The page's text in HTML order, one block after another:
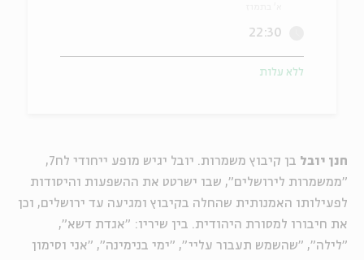
חנן יובל
בן קיבוץ משמרות. יובל יגיש מופע ייחודי לח7,
"ממשמרות לירושלים", שבו ישרטט את ההשפעות והיסודות
לפעילותו האמנותית שהחלה בקיבוץ ומגיעה עד ירושלים, וכן
את חיבורו למסורת היהודית. בין שיריו: "אגדת דשא",
"לילה", "שהשמש תעבור עליי", "ימי בנימינה", "אני וסימון
22:30
ללא עלות